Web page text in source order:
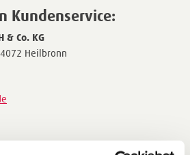
Kundenservice:
& Co. KG
Heilbronn